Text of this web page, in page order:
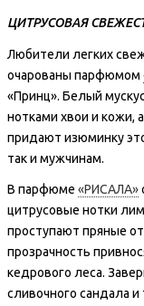
ЦИТРУСОВАЯ
Любители легких
очарованы парфюмом
«Принц». Белый
нотками хвои и кожи,
придают изюминку
так и мужчинам.
В парфюме «РИСАЛА»
цитрусовые нотки
проступают пряные
прозрачность
кедрового леса.
сливочного сандала